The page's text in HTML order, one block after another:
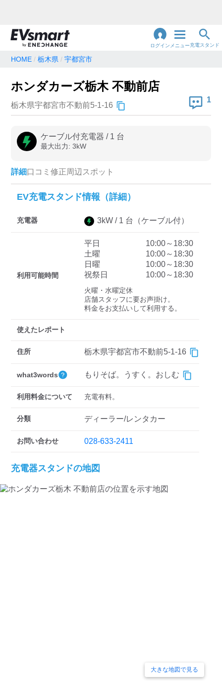
ログイン メニュー充電スタンド
地名・観光スポット・住所で検索
充電器の種類
急速充電器のみ表示
高速道路上のみ表示
認証システム
EV充電エネチェンジ e-Mobility Power
三菱ディーラーを表示
日産ディーラーを表示
トヨタディーラーを表
充電器の出力
すべて 中速-20kW-以上 急速-44kW-以上
検索する
HOME 栃木県 宇都宮市
ホンダカーズ栃木 不動前店
栃木県宇都宮市不動前5-1-16
1
ケーブル付充電器 / 1 台
最大出力: 3kW
詳細口コミ 修正周辺スポット
EV充電スタンド情報（詳細）
充電器 3kW / 1 台 （ケーブル付）
利用可能時間
平日
10:00～18:30
土曜
10:00～18:30
日曜
10:00～18:30
祝祭日
10:00～18:30
火曜・水曜定休
店舗スタッフに要お声掛け。
料金をお支払いして利用する。
使えたレポート
住所 栃木県宇都宮市不動前5-1-16
what3words もりそば。うすく。おしむ
利用料金について 充電有料。
分類 ディーラー/レンタカー
お問い合わせ 028-633-2411
充電器スタンドの地図
大きな地図で見る